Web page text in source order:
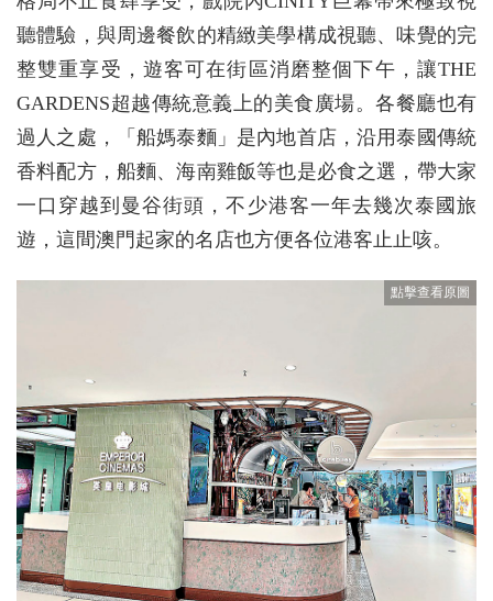
聽體驗，與周邊餐飲的精緻美學構成視聽、味覺的完
整雙重享受，遊客可在街區消磨整個下午，讓THE
GARDENS超越傳統意義上的美食廣場。各餐廳也有
過人之處，「船媽泰麵」是內地首店，沿用泰國傳統
香料配方，船麵、海南雞飯等也是必食之選，帶大家
一口穿越到曼谷街頭，不少港客一年去幾次泰國旅
遊，這間澳門起家的名店也方便各位港客止止咳。